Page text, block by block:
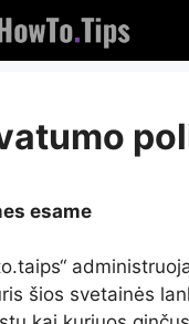
esame
šios svetainės